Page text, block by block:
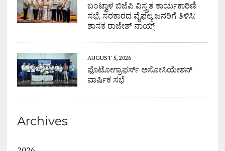
ಬಂಟ್ವಾಳ ಬಿಜೆಪಿ ವಿಸ್ತ್ರತ ಕಾರ್ಯಕಾರಿಣಿ
ಸಭೆ, ಸರಕಾರದ ವೈಫಲ್ಯ ಜನರಿಗೆ ತಿಳಿಸಿ:
ಶಾಸಕ ರಾಜೇಶ್ ನಾಯ್ಕ್
AUGUST 5, 2026
ಫೊಟೋಗ್ರಾಫರ್ಸ್ ಅಸೋಸಿಯೇಶನ್
ವಾರ್ಷಿಕ ಸಭೆ
Archives